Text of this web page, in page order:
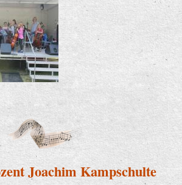
im Freibad? - Ja, das geht!
Joachim Kampschulte